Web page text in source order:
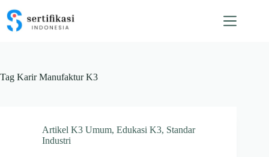
content
Tag Karir Manufaktur K3
Artikel K3 Umum, Edukasi K3, Standar
Industri